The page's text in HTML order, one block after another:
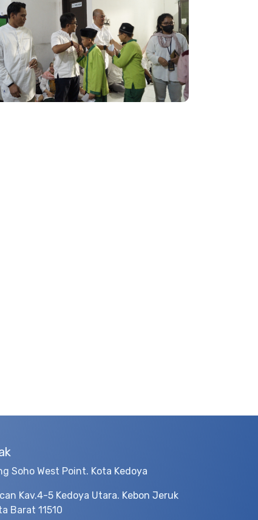
Soho West Point. Kota Kedoya
Kav.4-5 Kedoya Utara. Kebon Jeruk
Barat 11510